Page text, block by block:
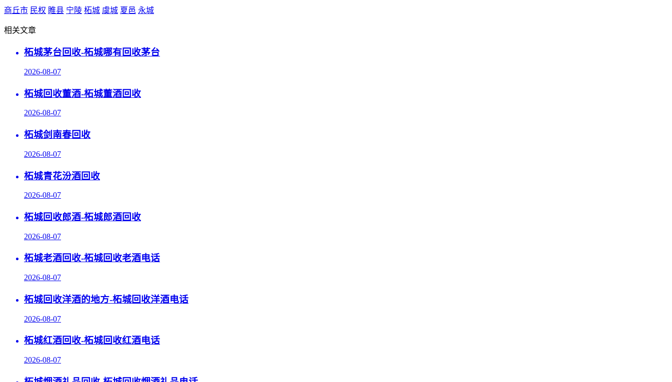
商丘市 民权 睢县 宁陵 柘城 虞城 夏邑 永城
相关文章
柘城茅台回收-柘城哪有回收茅台
2026-08-07
柘城回收董酒-柘城董酒回收
2026-08-07
柘城剑南春回收
2026-08-07
柘城青花汾酒回收
2026-08-07
柘城回收郎酒-柘城郎酒回收
2026-08-07
柘城老酒回收-柘城回收老酒电话
2026-08-07
柘城回收洋酒的地方-柘城回收洋酒电话
2026-08-07
柘城红酒回收-柘城回收红酒电话
2026-08-07